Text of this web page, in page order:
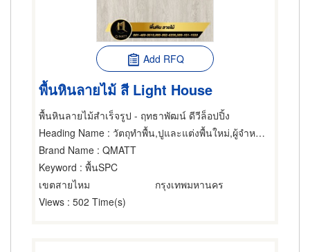
Add RFQ
พื้นหินลายไม้ สี Light House
พื้นหินลายไม้สำเร็จรูป - ฤทธาพัฒน์ ดีวีล็อปปิ้ง
Heading Name : วัตถุทำพื้น,ปูและแต่งพื้นใหม่,ผู้จำหน่ายและรับเหมาปูวัสดุปูพื้น
Brand Name : QMATT
Keyword : พื้นSPC
เขตสายไหม
กรุงเทพมหานคร
Views : 502 Time(s)